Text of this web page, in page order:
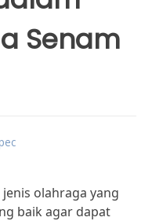
Senam
olahraga yang
baik agar dapat